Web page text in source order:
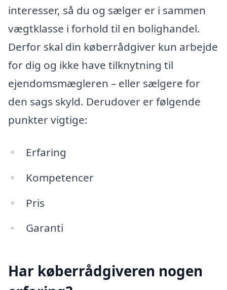
interesser, så du og sælger er i sammen
vægtklasse i forhold til en bolighandel.
Derfor skal din køberrådgiver kun arbejde
for dig og ikke have tilknytning til
ejendomsmægleren – eller sælgere for
den sags skyld. Derudover er følgende
punkter vigtige:
Erfaring
Kompetencer
Pris
Garanti
Har køberrådgiveren nogen